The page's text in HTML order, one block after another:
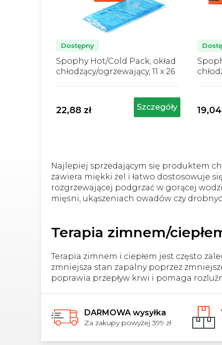
d
u
k
ó
Spophy Hot/Cold Pack, okład
chłodzący/ogrzewający, 11 x 26
produktu
wynosi
Dostępny
22,88 zł Szczegóły 19,04
Najlepiej sprzedającym się produktem
zawiera miękki żel i łatwo dostosowuje
rozgrzewającej podgrzać w gorącej
mięśni, ukąszeniach owadów czy
Terapia zimnem/
Terapia zimnem i ciepłem jest często
zmniejsza stan zapalny poprzez
poprawia przepływ krwi i pomaga
DARMOWA wysyłka
Za zakupy powyżej 399 zł